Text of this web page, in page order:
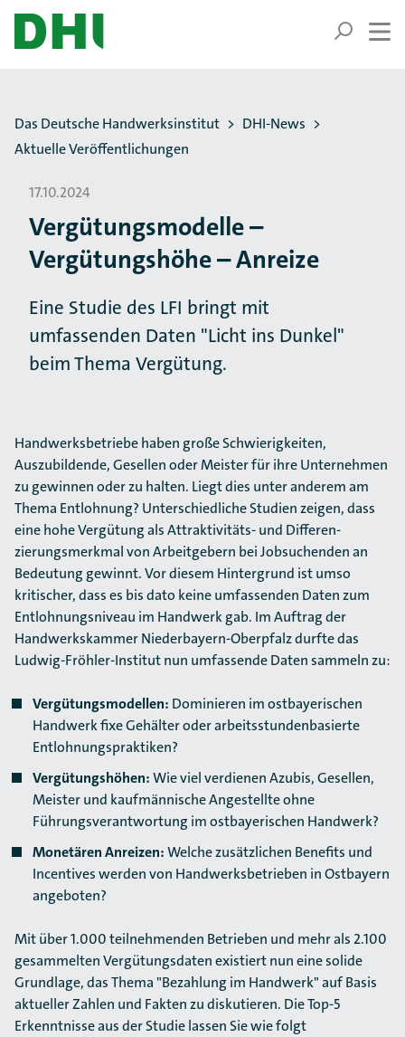
ZUM HAUPTINHALT SPRINGEN
ZUR SUCHE SPRINGEN
Sie befinden sich hier:
Das Deutsche Handwerksinstitut
DHI-News
Aktuelle Veröffentlichungen
17.10.2024
Vergütungsmodelle –
Vergütungshöhe – Anreize
Eine Studie des LFI bringt mit
umfassenden Daten "Licht ins Dunkel"
beim Thema Vergütung.
Handwerksbetriebe haben große Schwierigkeiten,
Auszubildende, Gesellen oder Meister für ihre Unternehmen
zu gewinnen oder zu halten. Liegt dies unter anderem am
Thema Entlohnung? Unterschiedliche Studien zeigen, dass
eine hohe Vergütung als Attraktivitäts- und Differen­
zierungs­merkmal von Arbeitgebern bei Jobsuchenden an
Bedeutung gewinnt. Vor diesem Hinter­grund ist umso
kritischer, dass es bis dato keine umfassenden Daten zum
Entlohnungsniveau im Handwerk gab. Im Auftrag der
Handwerkskammer Niederbayern-Oberpfalz durfte das
Ludwig-Fröhler-Institut nun umfassende Daten sammeln zu:
Vergütungsmodellen: Dominieren im ostbayerischen
Handwerk fixe Gehälter oder arbeits­stundenbasierte
Entlohnungspraktiken?
Vergütungshöhen:Wie viel verdienen Azubis, Gesellen,
Meister und kaufmännische Ange­stellte ohne
Führungsverantwortung im ostbayerischen Handwerk?
Monetären Anreizen:Welche zusätzlichen Benefits und
Incentives werden von Handwerks­betrieben in Ostbayern
angeboten?
Mit über 1.000 teilnehmenden Betrieben und mehr als 2.100
gesammelten Vergütungsdaten existiert nun eine solide
Grundlage, das Thema "Bezahlung im Handwerk" auf Basis
aktueller Zahlen und Fakten zu diskutieren. Die Top-5
Erkenntnisse aus der Studie lassen Sie wie folgt